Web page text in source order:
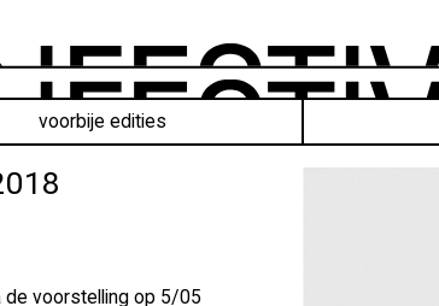
voorbije edities
de voorstelling op 5/05